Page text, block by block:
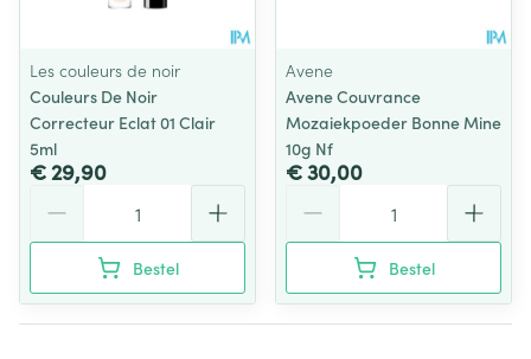
Les couleurs de noir
Couleurs De Noir
Correcteur Eclat 01 Clair
5ml
€ 29,90
Bestel
Avene
Avene Couvrance
Mozaiekpoeder Bonne Mine
10g Nf
€ 30,00
Bestel